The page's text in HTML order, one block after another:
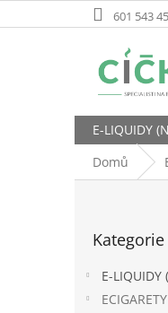
na
601 543
E-LIQUIDY
Domů
kategorie
Kategorie
E-LIQUIDY
ECIGARETY